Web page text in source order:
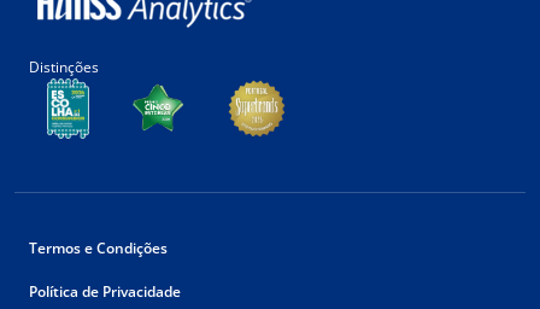
Distinções
Termos e Condições
Política de Privacidade